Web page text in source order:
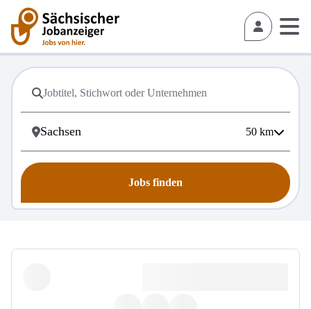
50 km
Jobs finden